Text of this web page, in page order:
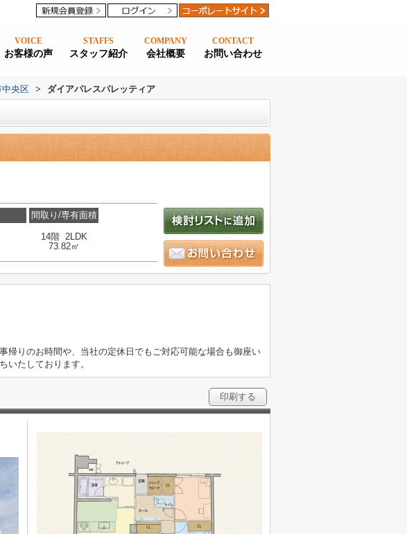
VOICE
お客様の声
STAFFS
スタッフ紹介
COMPANY
会社概要
CONTACT
お問い合わせ
中央区 > ダイアパレスパレッティア
間取り/専有面積
14階 2LDK
73.82㎡
帰りのお時間や、当社の定休日でもご対応可能な場合も御座い
いたしております。
印刷する